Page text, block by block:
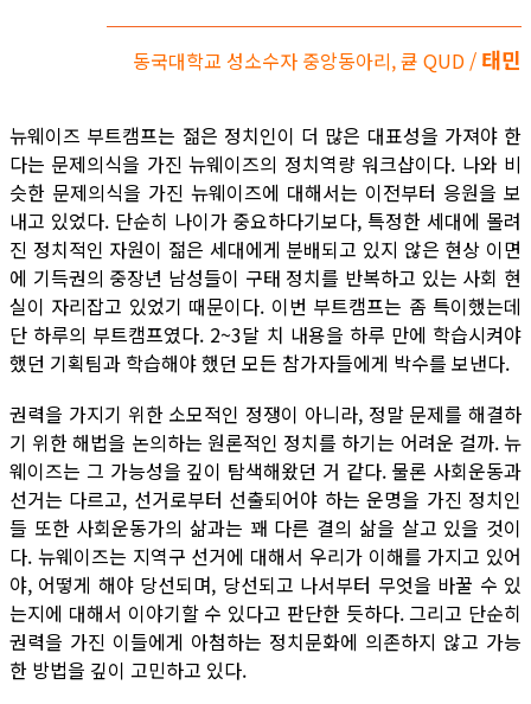
동국대학교 성소수자 중앙동아리, 큗 QUD / 태민
뉴웨이즈 부트캠프는 젊은 정치인이 더 많은 대표성을 가져야 한
다는 문제의식을 가진 뉴웨이즈의 정치역량 워크샵이다. 나와 비
슷한 문제의식을 가진 뉴웨이즈에 대해서는 이전부터 응원을 보
내고 있었다. 단순히 나이가 중요하다기보다, 특정한 세대에 몰려
진 정치적인 자원이 젊은 세대에게 분배되고 있지 않은 현상 이면
에 기득권의 중장년 남성들이 구태 정치를 반복하고 있는 사회 현
실이 자리잡고 있었기 때문이다. 이번 부트캠프는 좀 특이했는데
단 하루의 부트캠프였다. 2~3달 치 내용을 하루 만에 학습시켜야
했던 기획팀과 학습해야 했던 모든 참가자들에게 박수를 보낸다.
권력을 가지기 위한 소모적인 정쟁이 아니라, 정말 문제를 해결하
기 위한 해법을 논의하는 원론적인 정치를 하기는 어려운 걸까. 뉴
웨이즈는 그 가능성을 깊이 탐색해왔던 거 같다. 물론 사회운동과
선거는 다르고, 선거로부터 선출되어야 하는 운명을 가진 정치인
들 또한 사회운동가의 삶과는 꽤 다른 결의 삶을 살고 있을 것이
다. 뉴웨이즈는 지역구 선거에 대해서 우리가 이해를 가지고 있어
야, 어떻게 해야 당선되며, 당선되고 나서부터 무엇을 바꿀 수 있
는지에 대해서 이야기할 수 있다고 판단한 듯하다. 그리고 단순히
권력을 가진 이들에게 아첨하는 정치문화에 의존하지 않고 가능
한 방법을 깊이 고민하고 있다.